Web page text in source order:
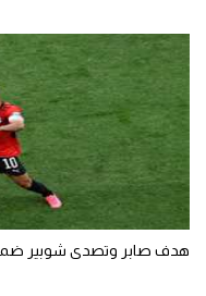
هدف صابر وتصدى شوبير